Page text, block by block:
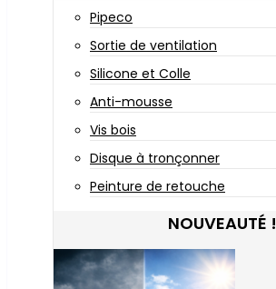
Pipeco
Sortie de ventilation
Silicone et Colle
Anti-mousse
Vis bois
Disque à tronçonner
Peinture de retouche
NOUVEAUTÉ !